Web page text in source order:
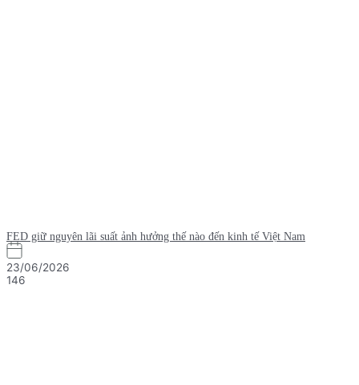
FED giữ nguyên lãi suất ảnh hưởng thế nào đến kinh tế Việt Nam
23/06/2026
146